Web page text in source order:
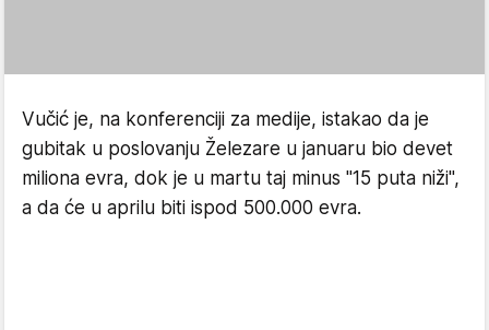
Vučić je, na konferenciji za medije, istakao da je
gubitak u poslovanju Železare u januaru bio devet
miliona evra, dok je u martu taj minus "15 puta niži",
a da će u aprilu biti ispod 500.000 evra.